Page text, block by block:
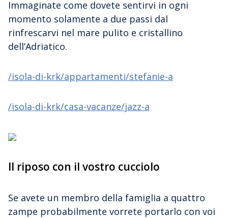
Immaginate come dovete sentirvi in ogni
momento solamente a due passi dal
rinfrescarvi nel mare pulito e cristallino
dell’Adriatico.
/isola-di-krk/appartamenti/stefanie-a
/isola-di-krk/casa-vacanze/jazz-a
Il riposo con il vostro cucciolo
Se avete un membro della famiglia a quattro
zampe probabilmente vorrete portarlo con voi